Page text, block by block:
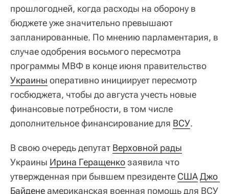
прошлогодней, когда расходы на оборону в
бюджете уже значительно превышают
запланированные. По мнению парламентария, в
случае одобрения восьмого пересмотра
программы МВФ в конце июня правительство
Украины оперативно инициирует пересмотр
госбюджета, чтобы до августа учесть новые
финансовые потребности, в том числе
дополнительное финансирование для ВСУ.
В свою очередь депутат Верховной рады
Украины Ирина Геращенкозаявила что
утвержденная при бывшем президенте СШАДжо
Байденеамериканская военная помощь для ВСУ